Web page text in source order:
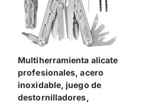
Multiherramienta alicate
profesionales, acero
inoxidable, juego de
destornilladores,